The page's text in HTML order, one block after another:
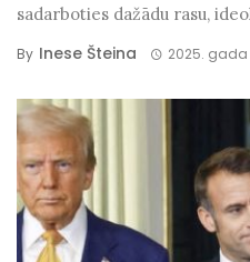
sadarboties dažādu rasu,
By Inese Šteina 2025. gada